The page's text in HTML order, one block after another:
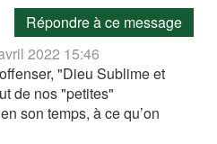
Répondre à ce message
2022 15:46
"Dieu Sublime et
de nos "petites"
son temps, à ce qu’on